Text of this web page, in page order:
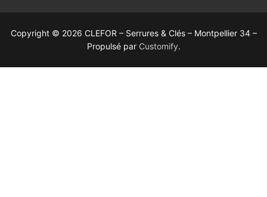
Copyright © 2026 CLEFOR – Serrures & Clés – Montpellier 34 –
Propulsé par Customify.